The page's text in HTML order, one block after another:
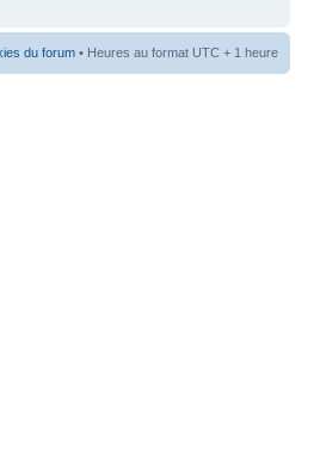
du forum • Heures au format UTC + 1 heure